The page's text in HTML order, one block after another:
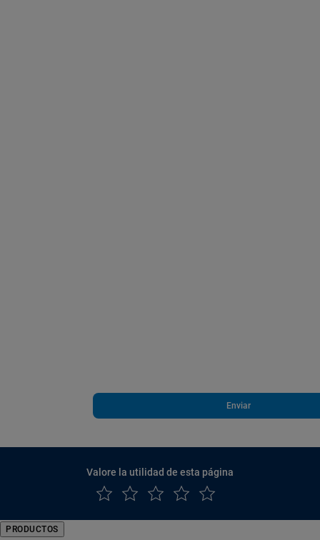
Enviar
Valore la utilidad de esta página
PRODUCTOS